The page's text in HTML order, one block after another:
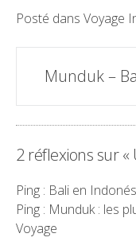
Posté dans Voyage
navigation
Munduk –
2 réflexions sur «
Ping : Bali en
Ping : Munduk : les
Voyage